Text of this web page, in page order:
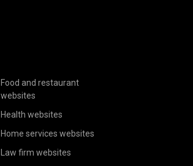
Food and restaurant
websites
Health websites
Home services websites
Law firm websites